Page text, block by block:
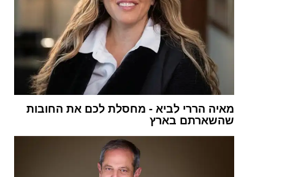
מאיה הררי לביא - מחסלת לכם את החובות
שהשארתם בארץ